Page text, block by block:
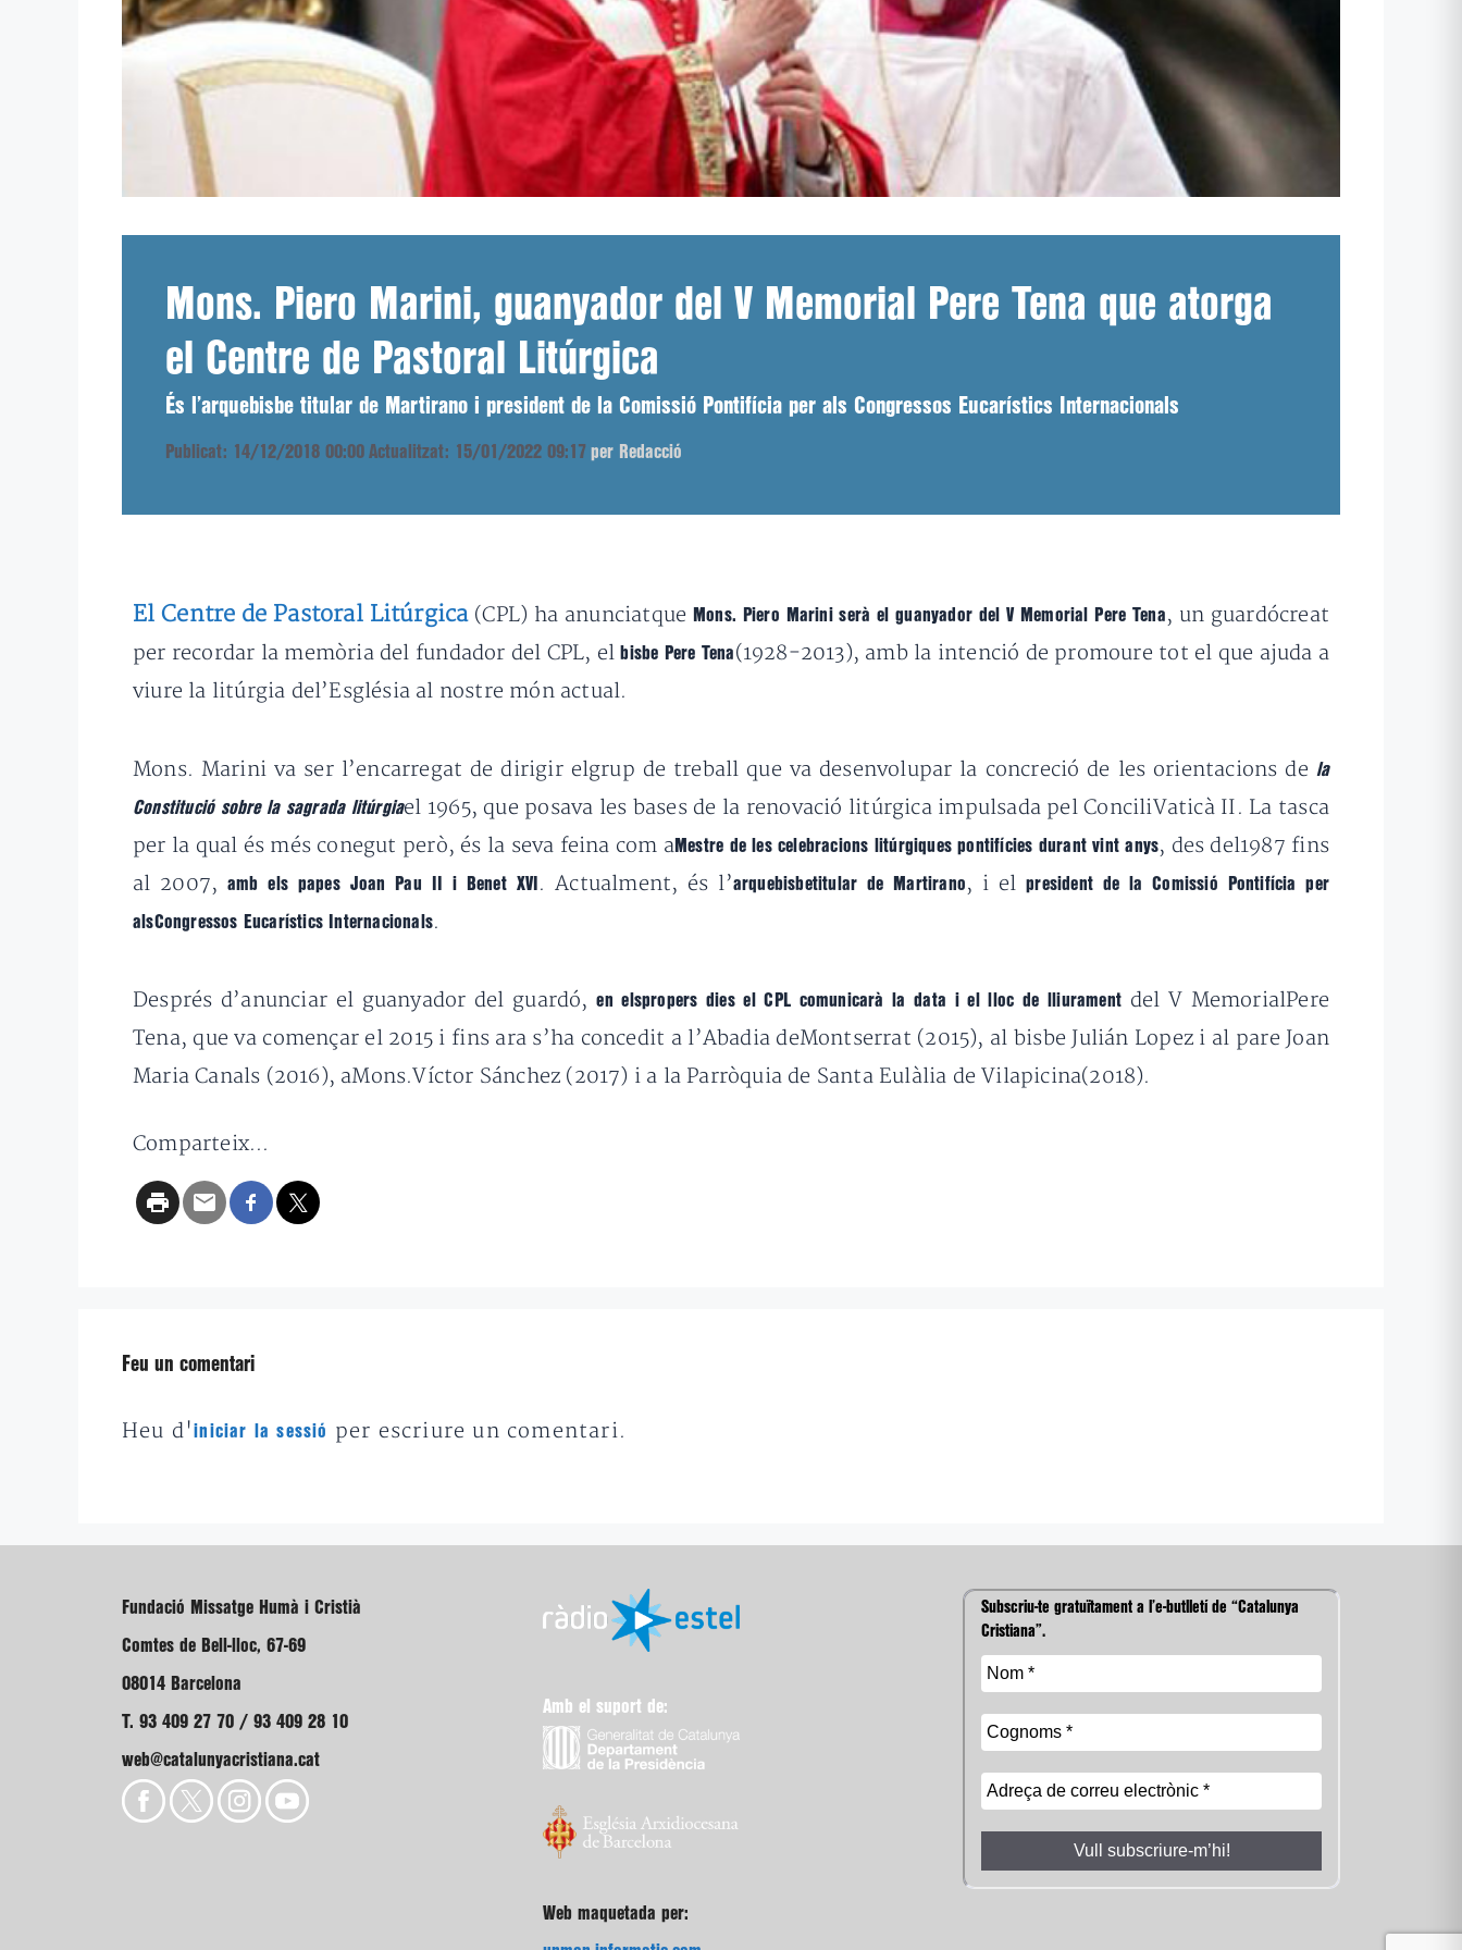
Mons. Piero Marini, guanyador del V Memorial Pere Tena que atorga
el Centre de Pastoral Litúrgica
És l’arquebisbe titular de Martirano i president de la Comissió Pontifícia per als Congressos Eucarístics Internacionals
Publicat: 14/12/2018 00:00 Actualitzat: 15/01/2022 09:17 per Redacció
El Centre de Pastoral Litúrgica(CPL) ha anunciatqueMons. Piero Marini serà el guanyador del V Memorial Pere Tena , un guardócreat
per recordar la memòria del fundador del CPL, elbisbe Pere Tena (1928-2013), amb la intenció de promoure tot el que ajuda a
viure la litúrgia del’Església al nostre món actual.
Mons. Marini va ser l’encarregat de dirigir elgrup de treball que va desenvolupar la concreció de les orientacions de la
Constitució sobre la sagrada litúrgiael 1965, que posava les bases de la renovació litúrgica impulsada pel ConciliVaticà II. La tasca
per la qual és més conegut però, és la seva feina com aMestre de les celebracions litúrgiques pontifícies durant vint anys, des del1987 fins
al 2007,
amb els papes Joan Pau II i Benet XVI . Actualment, és l’arquebisbetitular de Martirano , i elpresident de la Comissió Pontifícia per
alsCongressos Eucarístics Internacionals.
Després d’anunciar el guanyador del guardó,en elspropers dies el CPL comunicarà la data i el lloc de lliuramentdel V MemorialPere
Tena, que va començar el 2015 i fins ara s’ha concedit a l’Abadia deMontserrat (2015), al bisbe Julián Lopez i al pare Joan
Maria Canals (2016), aMons.Víctor Sánchez (2017) i a la Parròquia de Santa Eulàlia de Vilapicina(2018).
Comparteix...
Feu un comentari
Heu d'iniciar la sessió per escriure un comentari.
Fundació Missatge Humà i Cristià
Comtes de Bell-lloc, 67-69
08014 Barcelona
T. 93 409 27 70 / 93 409 28 10
web@catalunyacristiana.cat
Amb el suport de:
Web maquetada per:
Subscriu-te gratuïtament a l’e-butlletí de “Catalunya
Cristiana”.